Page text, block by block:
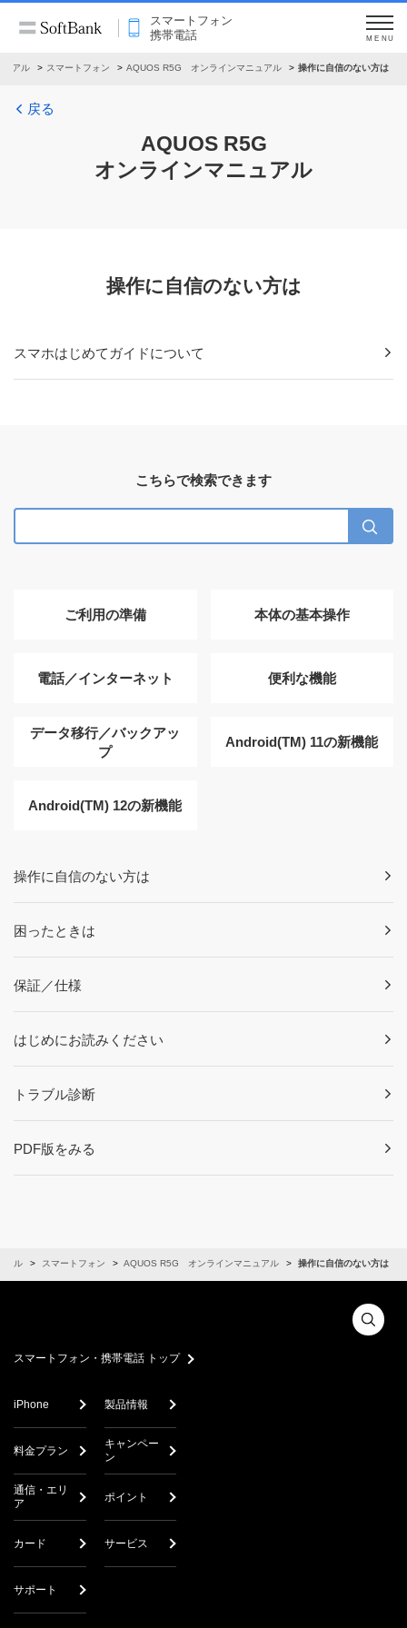
スマートフォン
携帯電話
MENU
ュアル スマートフォン AQUOS R5G オンラインマニュアル 操作に自信のない方は
戻る
AQUOS R5G
オンラインマニュアル
操作に自信のない方は
スマホはじめてガイドについて
こちらで検索できます
ご利用の準備 本体の基本操作
電話／インターネット 便利な機能
データ移行／バックアッ
プ
Android(TM) 11の新機能
Android(TM) 12の新機能
操作に自信のない方は
困ったときは
保証／仕様
はじめにお読みください
トラブル診断
PDF版をみる
アル スマートフォン AQUOS R5G オンラインマニュアル 操作に自信のない方は
スマートフォン・携帯電話 トップ
iPhone 製品情報
料金プラン
キャンペー
ン
通信・エリ
ア
ポイント
カード サービス
サポート